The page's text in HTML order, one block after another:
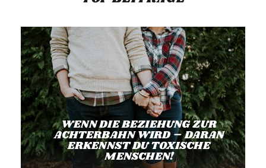
WENN DIE BEZIEHUNG ZUR
ACHTERBAHN WIRD – DARAN
ERKENNST DU TOXISCHE
MENSCHEN!